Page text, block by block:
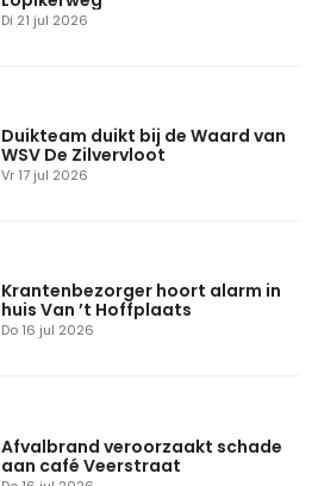
Di 21 jul 2026
Vr 17 jul 2026
Duikteam duikt bij de Waard van
WSV De Zilvervloot
Do 16 jul 2026
Krantenbezorger hoort alarm in
huis Van ’t Hoffplaats
Afvalbrand veroorzaakt schade
aan café Veerstraat